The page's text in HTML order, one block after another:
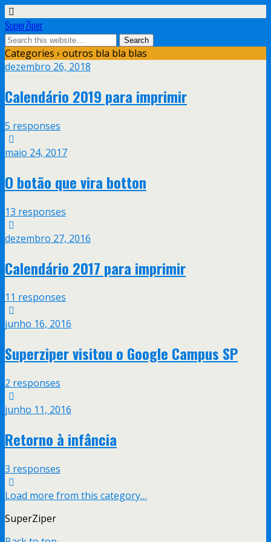
SuperZiper
Categories › outros bla bla blas
dezembro 26, 2018
Calendário 2019 para imprimir
5 responses
maio 24, 2017
O botão que vira botton
13 responses
dezembro 27, 2016
Calendário 2017 para imprimir
11 responses
junho 16, 2016
Superziper visitou o Google Campus SP
2 responses
junho 11, 2016
Retorno à infância
3 responses
Load more from this category…
SuperZiper